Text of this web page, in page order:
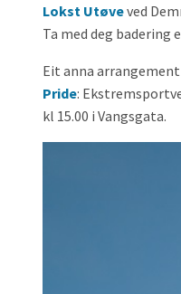
Lokst Utøveved
Ta med deg badering
Eit anna
Pride:
kl 15.00 i Vangsgata.